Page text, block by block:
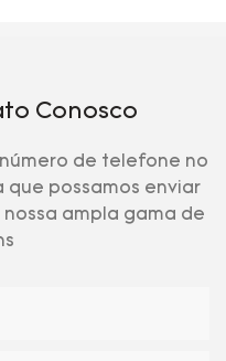
Conosco
de telefone no
possamos enviar
ampla gama de